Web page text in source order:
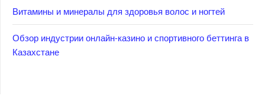
Витамины и минералы для здоровья волос и ногтей
Обзор индустрии онлайн-казино и спортивного беттинга в
Казахстане